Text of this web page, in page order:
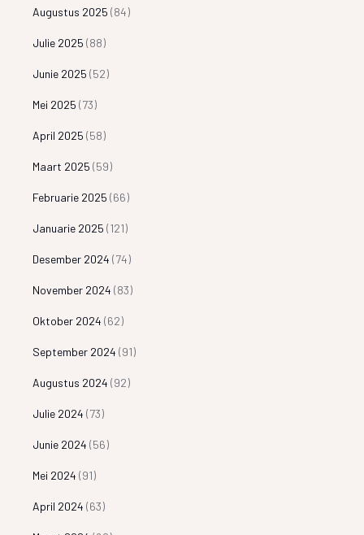
Augustus 2025 (84)
Julie 2025 (88)
Junie 2025 (52)
Mei 2025 (73)
April 2025 (58)
Maart 2025 (59)
Februarie 2025 (66)
Januarie 2025 (121)
Desember 2024 (74)
November 2024 (83)
Oktober 2024 (62)
September 2024 (91)
Augustus 2024 (92)
Julie 2024 (73)
Junie 2024 (56)
Mei 2024 (91)
April 2024 (63)